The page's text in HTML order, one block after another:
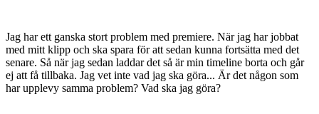
Jag har ett ganska stort problem med premiere. När jag har jobbat
med mitt klipp och ska spara för att sedan kunna fortsätta med det
senare. Så när jag sedan laddar det så är min timeline borta och går
ej att få tillbaka. Jag vet inte vad jag ska göra... Är det någon som
har upplevy samma problem? Vad ska jag göra?